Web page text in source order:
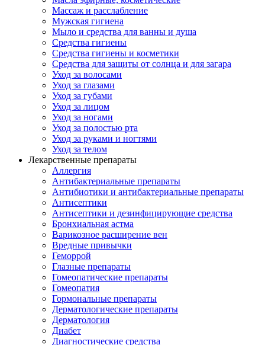
Массаж и расслабление
Мужская гигиена
Мыло и средства для ванны и душа
Средства гигиены
Средства гигиены и косметики
Средства для защиты от солнца и для загара
Уход за волосами
Уход за глазами
Уход за губами
Уход за лицом
Уход за ногами
Уход за полостью рта
Уход за руками и ногтями
Уход за телом
Лекарственные препараты
Аллергия
Антибактериальные препараты
Антибиотики и антибактериальные препараты
Антисептики
Антисептики и дезинфицирующие средства
Бронхиальная астма
Варикозное расширение вен
Вредные привычки
Геморрой
Глазные препараты
Гомеопатические препараты
Гомеопатия
Гормональные препараты
Дерматологические препараты
Дерматология
Диабет
Диагностические средства